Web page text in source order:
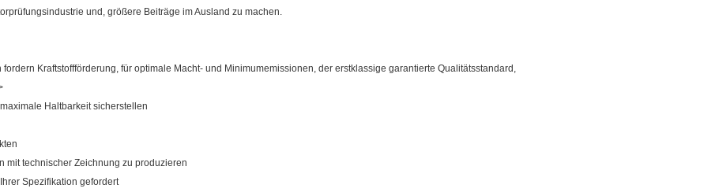
und, größere Beiträge im Ausland zu machen.
Kraftstoffförderung, für optimale Macht- und Minimumemissionen, der erstklassige garantierte Qualitätsstandard,
Haltbarkeit sicherstellen
mit technischer Zeichnung zu produzieren
Spezifikation gefordert